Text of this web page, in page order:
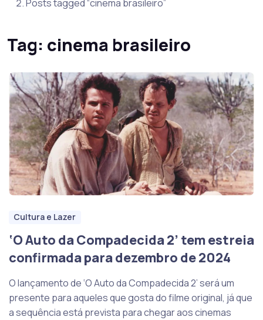
Posts tagged “cinema brasileiro”
Tag: cinema brasileiro
Cultura e Lazer
‘O Auto da Compadecida 2’ tem estreia
confirmada para dezembro de 2024
O lançamento de ‘O Auto da Compadecida 2’ será um
presente para aqueles que gosta do filme original, já que
a sequência está prevista para chegar aos cinemas